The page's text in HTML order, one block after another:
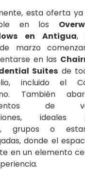
esta oferta
en los
en Antigua,
marzo
en las
Suites de
incluido el
También
de
ideales
grupos o
donde el
en un elemento